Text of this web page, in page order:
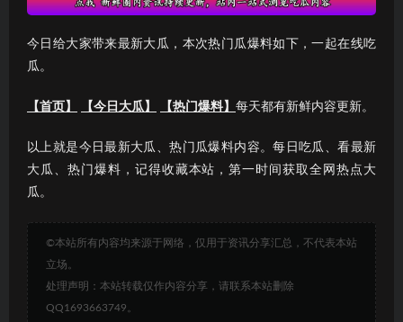
今日给大家带来最新大瓜，本次热门瓜爆料如下，一起在线吃
瓜。
【首页】 【今日大瓜】 【热门爆料】 每天都有新鲜内容更新。
以上就是今日最新大瓜、热门瓜爆料内容。每日吃瓜、看最新
大瓜、热门爆料，记得收藏本站，第一时间获取全网热点大
瓜。
©本站所有内容均来源于网络，仅用于资讯分享汇总，不代表本站
立场。
处理声明：本站转载仅作内容分享，请联系本站删除
QQ1693663749。